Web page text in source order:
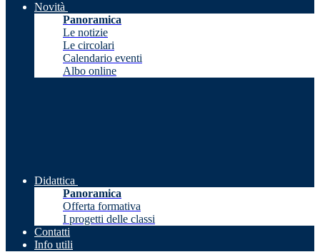
Novità
Panoramica
Le notizie
Le circolari
Calendario eventi
Albo online
Didattica
Panoramica
Offerta formativa
I progetti delle classi
Contatti
Info utili